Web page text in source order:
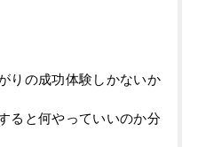
りの成功体験しかないか
ると何やっていいのか分